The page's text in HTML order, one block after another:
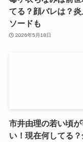
てる？顔バレは？
ソードも
2026年5月18日
市井由理の若い頃
い！現在何してる